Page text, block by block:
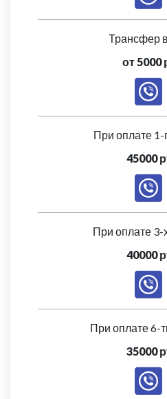
Трансфер
от 5000
При оплате 1-
45000
При оплате 3-
40000
При оплате 6-
35000